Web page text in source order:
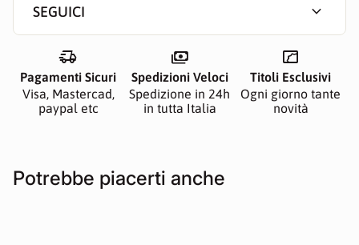
SEGUICI expand_more
delivery_truck_speed
Pagamenti Sicuri
Visa, Mastercad,
paypal etc
payments
Spedizioni Veloci
Spedizione in 24h
in tutta Italia
manga
Titoli Esclusivi
Ogni giorno tante
novità
Potrebbe piacerti anche